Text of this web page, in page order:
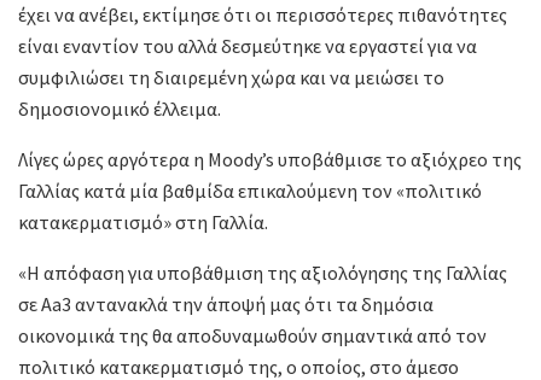
έχει να ανέβει, εκτίμησε ότι οι περισσότερες πιθανότητες
είναι εναντίον του αλλά δεσμεύτηκε να εργαστεί για να
συμφιλιώσει τη διαιρεμένη χώρα και να μειώσει το
δημοσιονομικό έλλειμα.
Λίγες ώρες αργότερα η Moody’s υποβάθμισε το αξιόχρεο της
Γαλλίας κατά μία βαθμίδα επικαλούμενη τον «πολιτικό
κατακερματισμό» στη Γαλλία.
«Η απόφαση για υποβάθμιση της αξιολόγησης της Γαλλίας
σε Aa3 αντανακλά την άποψή μας ότι τα δημόσια
οικονομικά της θα αποδυναμωθούν σημαντικά από τον
πολιτικό κατακερματισμό της, ο οποίος, στο άμεσο